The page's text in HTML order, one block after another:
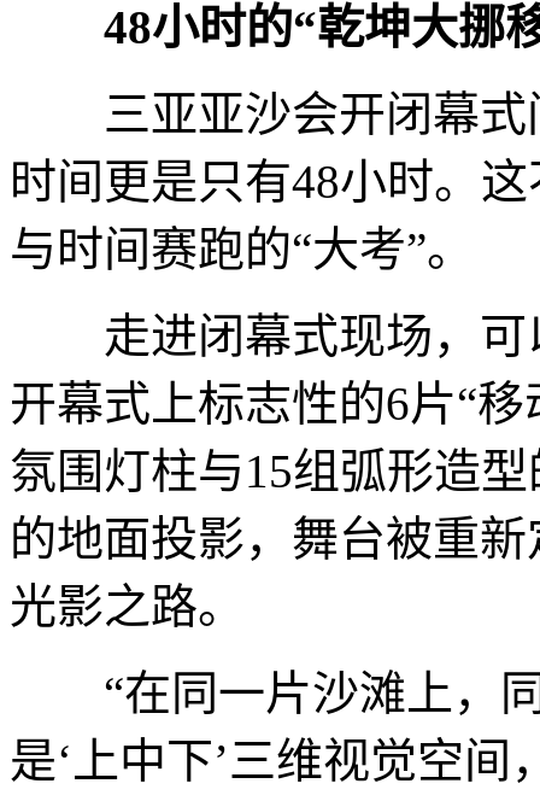
48小时的“乾坤大挪
三亚亚沙会开闭幕式
时间更是只有48小时。
与时间赛跑的“大考”。
走进闭幕式现场，可
开幕式上标志性的6片“
氛围灯柱与15组弧形造
的地面投影，舞台被重
光影之路。
“在同一片沙滩上，同
是‘上中下’三维视觉空间